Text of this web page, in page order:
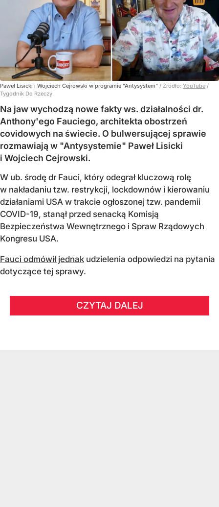
Paweł Lisicki i Wojciech Cejrowski w programie "Antysystem" / Źródło: YouTube /
Tygodnik Do Rzeczy
Na jaw wychodzą nowe fakty ws. działalności dr.
Anthony'ego Fauciego, architekta obostrzeń
covidowych na świecie. O bulwersującej sprawie
rozmawiają w "Antysystemie" Paweł Lisicki
i Wojciech Cejrowski.
W ub. środę dr Fauci, który odegrał kluczową rolę
w nakładaniu tzw. restrykcji, lockdownów i kierowaniu
działaniami USA w trakcie ogłoszonej tzw. pandemii
COVID-19, stanął przed senacką Komisją
Bezpieczeństwa Wewnętrznego i Spraw Rządowych
Kongresu USA.
Fauci odmówił jednak udzielenia odpowiedzi na pytania
dotyczące tej sprawy.
CZYTAJ DALEJ